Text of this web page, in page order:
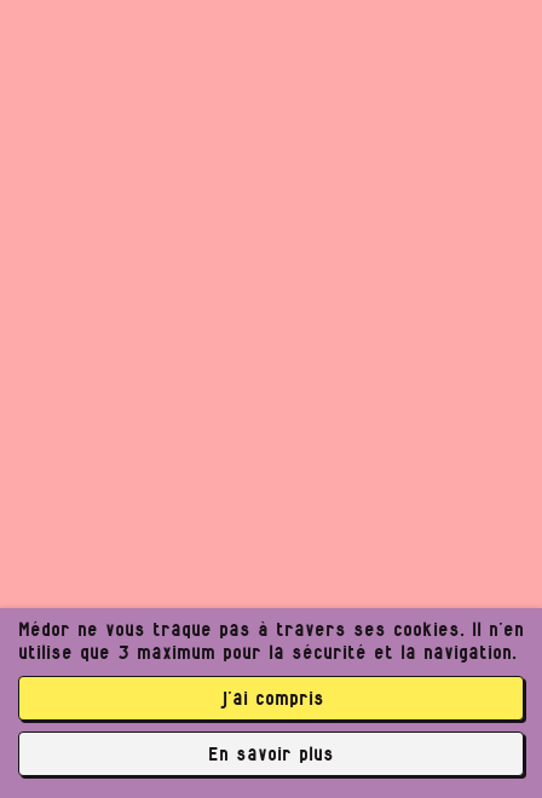
Médor ne vous traque pas à travers ses cookies. Il n’en
utilise que 3 maximum pour la sécurité et la navigation.
j’ai compris
En savoir plus